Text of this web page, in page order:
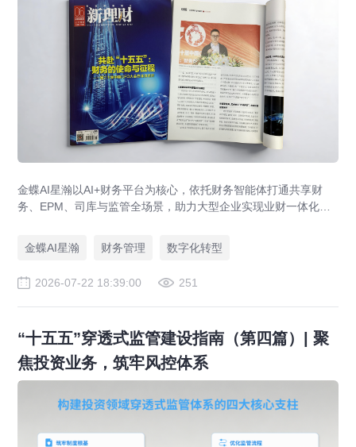
金蝶AI星瀚以AI+财务平台为核心，依托财务智能体打通共享财
务、EPM、司库与监管全场景，助力大型企业实现业财一体化与
局、华为、通威等领先企业的共同选择。
金蝶AI星瀚 财务管理 数字化转型
2026-07-22 18:39:00 251
“十五五”穿透式监管建设指南（第四篇）| 聚
焦投资业务，筑牢风控体系